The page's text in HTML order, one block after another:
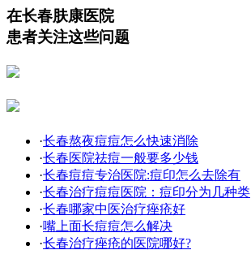
在长春肤康医院
患者关注这些问题
·长春熬夜痘痘怎么快速消除
·长春医院祛痘一般要多少钱
·长春痘痘专治医院:痘印怎么去除有
·长春治疗痘痘医院：痘印分为几种类
·长春哪家中医治疗痤疮好
·嘴上面长痘痘怎么解决
·长春治疗痤疮的医院哪好?